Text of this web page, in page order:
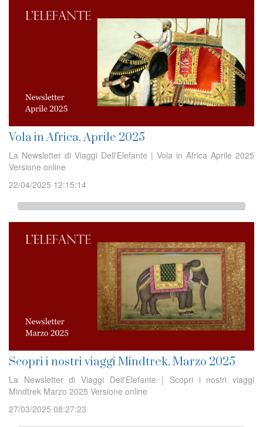
Vola in Africa, Aprile 2025
La Newsletter di Viaggi Dell'Elefante | Vola in Africa Aprile 2025
Versione online
22/04/2025 12:15:14
Scopri i nostri viaggi Mindtrek, Marzo 2025
La Newsletter di Viaggi Dell'Elefante | Scopri i nostri viaggi
Mindtrek Marzo 2025 Versione online
27/03/2025 08:27:23